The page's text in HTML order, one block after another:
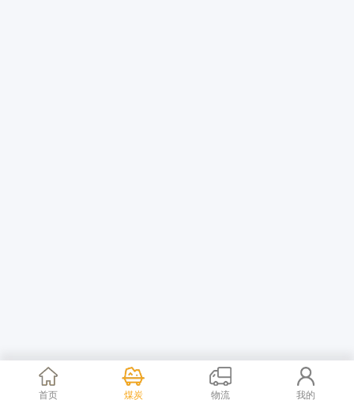
首页 煤炭 物流 我的